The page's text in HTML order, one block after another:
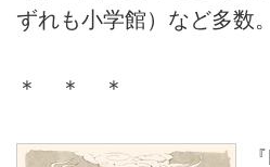
ずれも小学館）など多数。
＊ ＊ ＊